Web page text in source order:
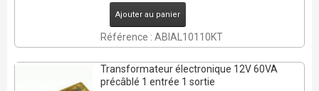
Ajouter au panier
Référence : ABIAL10110KT
Transformateur électronique 12V 60VA
précâblé 1 entrée 1 sortie